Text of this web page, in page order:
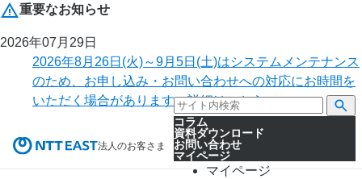
重要なお知らせ
2026年07月29日
2026年8月26日(火)～9月5日(土)はシステムメンテナンス
のため、お申し込み・お問い合わせへの対応にお時間を
いただく場合があります。詳細はこちら。
法人のお客さま
コラム
資料ダウンロード
お問い合わせ
マイページ
マイページ